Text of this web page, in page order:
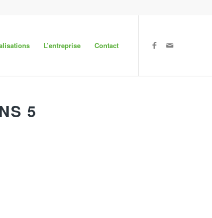
L’entreprise Contact
5